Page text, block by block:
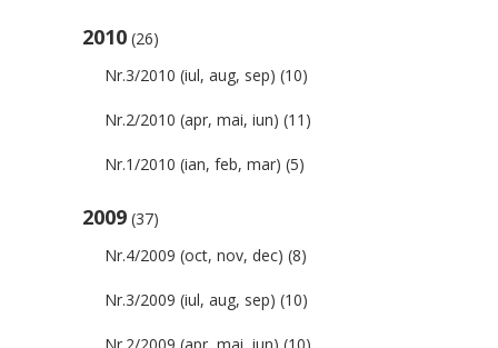
2010 (26)
Nr.3/2010 (iul, aug, sep) (10)
Nr.2/2010 (apr, mai, iun) (11)
Nr.1/2010 (ian, feb, mar) (5)
2009 (37)
Nr.4/2009 (oct, nov, dec) (8)
Nr.3/2009 (iul, aug, sep) (10)